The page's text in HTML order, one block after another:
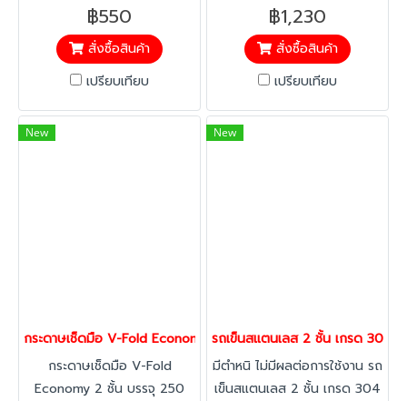
ซึมซับดี เหมาะสำหรับร้านอาหาร
คาเฟ่ โรงแรม ฟู้ดคอร์ท โรง
พยาบาล และสำนักงาน พร้อม
ราคาส่งและจัดส่งทั่วประเทศ
฿550
สั่งซื้อสินค้า
เปรียบเทียบ
ละแผ่น ลดการสิ้นเปลือง เหมาะ
สำหรับร้านอาหาร โรงแรม โรง
พยาบาล โรงงาน และสำนักงาน
พร้อมส่งทั่วประเทศ
฿1,230
สั่งซื้อสินค้า
เปรียบเทียบ
New
กระดาษเช็ดมือ V-Fold Economy 2 ชั้น 250 แผ่น x 24 แพ็ค | ซึมซับดี
กระดาษเช็ดมือ V-Fold
Economy 2 ชั้น บรรจุ 250
New
รถเข็นสแตนเลส 2 ชั้น เกรด 304
มีตำหนิ ไม่มีผลต่อการใช้งาน รถ
เข็นสแตนเลส 2 ชั้น เกรด 304